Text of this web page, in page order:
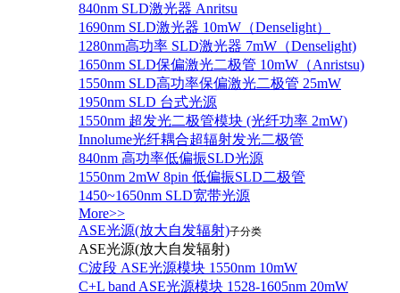
840nm SLD激光器 Anritsu
1690nm SLD激光器 10mW（Denselight）
1280nm高功率 SLD激光器 7mW（Denselight)
1650nm SLD保偏激光二极管 10mW（Anristsu)
1550nm SLD高功率保偏激光二极管 25mW
1950nm SLD 台式光源
1550nm 超发光二极管模块 (光纤功率 2mW)
Innolume光纤耦合超辐射发光二极管
840nm 高功率低偏振SLD光源
1550nm 2mW 8pin 低偏振SLD二极管
1450~1650nm SLD宽带光源
More>>
ASE光源(放大自发辐射)子分类
ASE光源(放大自发辐射)
C波段 ASE光源模块 1550nm 10mW
C+L band ASE光源模块 1528-1605nm 20mW